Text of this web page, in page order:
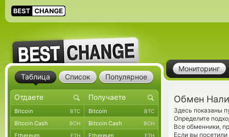
Мониторинг
Обмен
Здесь показаны
Определите
Все обменники,
Если вы
Таблица Список Популярное
Bitcoin BTC Bitcoin BTC
Bitcoin Cash BCH Bitcoin Cash BCH
Ethereum ETH Ethereum ETH